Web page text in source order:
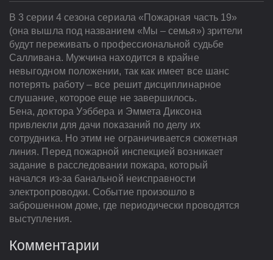
В 3 серии 4 сезона сериала «Пожарная часть 19»
(она вышла под названием «Мы – семья») зрители
будут переживать о профессиональной судьбе
Салливана. Мужчина находится в крайне
невыгодном положении, так как имеет все шанс
потерять работу – все решит дисциплинарное
слушание, которое еще не завершилось.
Бена, доктора Уэббера и Эммета Диксона
привлекли для дачи показаний по делу их
сотрудника. Но этим не ограничивается сюжетная
линия. Перед пожарной инспекцией возникает
задание в расследовании пожара, который
начался из-за банальной неисправности
электропроводки. Событие произошло в
заброшенном доме, где периодически проводятся
выступления.
Комментарии